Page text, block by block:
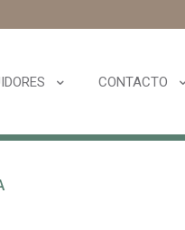
CONTACTO